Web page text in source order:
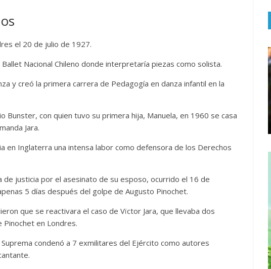
el 20 de julio de 1927.
Nacional Chileno donde interpretaría piezas como solista.
y creó la primera carrera de Pedagogía en danza infantil en la
Bunster, con quien tuvo su primera hija, Manuela, en 1960 se casa
Jara.
en Inglaterra una intensa labor como defensora de los Derechos
de justicia por el asesinato de su esposo, ocurrido el 16 de
5 días después del golpe de Augusto Pinochet.
que se reactivara el caso de Vïctor Jara, que llevaba dos
Pinochet en Londres.
condenó a 7 exmilitares del Ejército como autores
El documentalNuestra
tierra y el despojo de los
30 junio, 2026 Julio Martínez Molina 0
Terror
14 marzo, 2026 Julio